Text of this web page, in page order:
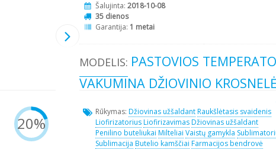
20%
Šalujinta: 2018-10-08
35 dienos
Garantija: 1 metai
MODELIS: PASTOVIOS
VAKUMINA DŽIOVINIO
Rūkymas: Džiovinas užšaldantRaukšlėtasis svaidenis
LiofirizatoriusLiofirizavimasDžiovinas užšaldant
Penilino buteliukai Milteliai Vaistų gamykla
Sublimacija Butelio kamščiai Farmacijos bendrovė